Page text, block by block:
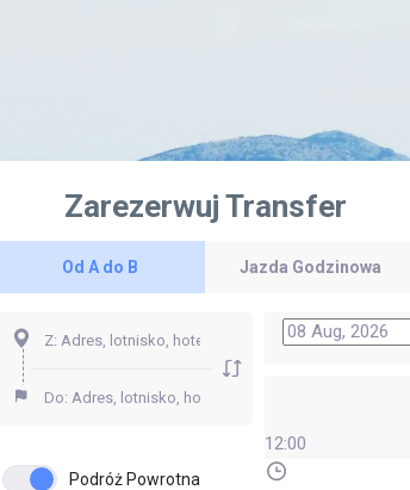
Zarezerwuj Transfer
Od A do B Jazda Godzinowa
12:00
Podróż Powrotna